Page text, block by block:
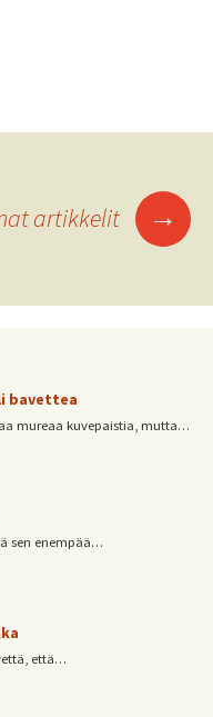
artikkelit →
bavettea
mureaa kuvepaistia, mutta…
sen enempää…
että…